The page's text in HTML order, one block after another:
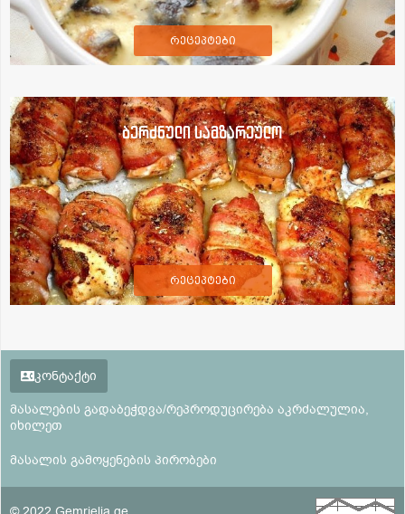
რეცეპტები
ბერძნული სამზარეულო
რეცეპტები
კონტაქტი
მასალების გადაბეჭდვა/რეპროდუცირება აკრძალულია,
იხილეთ
მასალის გამოყენების პირობები